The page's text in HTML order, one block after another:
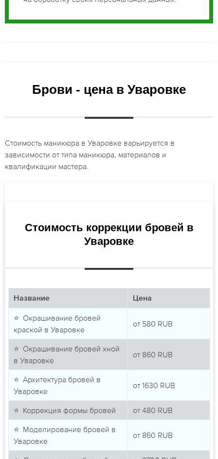
Брови - цена в Уваровке
Стоимость маникюра в Уваровке варьируется в
зависимости от типа маникюра, материалов и
квалификации мастера.
Стоимость коррекции бровей в
Уваровке
Название Цена
⭐ Окрашивание бровей
краской в Уваровке
от 580 RUB
⭐ Окрашивание бровей хной
в Уваровке
от 860 RUB
⭐ Архитектура бровей в
Уваровке
от 1630 RUB
⭐ Коррекция формы бровей от 480 RUB
⭐ Моделирование бровей в
Уваровке
от 860 RUB